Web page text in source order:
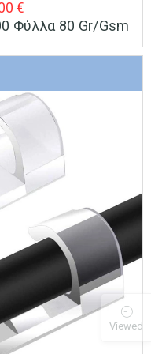
€
range:
4.00 €
18.00 €
Φύλλα 80 Gr/gsm
Viewed